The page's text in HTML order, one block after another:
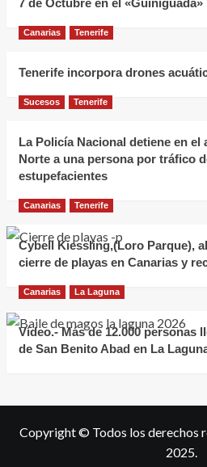
Canarias Tenerife
Tenerife incorpora drones
Sucesos Tenerife
La Policía Nacional detiene en el
Norte a una persona por tráfico
estupefacientes
Canarias Tenerife
Cybell Kiessling,(Loro Parque),
cierre de playas en Canarias y
Canarias La Laguna
Vídeo.- Más de 12.000 personas
de San Benito Abad en La
Copyright © Todos los derechos
2025.